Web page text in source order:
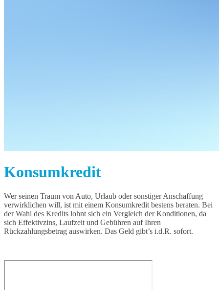
Konsumkredit
Wer seinen Traum von Auto, Urlaub oder sonstiger Anschaffung
verwirklichen will, ist mit einem Konsumkredit bestens beraten. Bei
der Wahl des Kredits lohnt sich ein Vergleich der Konditionen, da
sich Effektivzins, Laufzeit und Gebühren auf Ihren
Rückzahlungsbetrag auswirken. Das Geld gibt’s i.d.R. sofort.